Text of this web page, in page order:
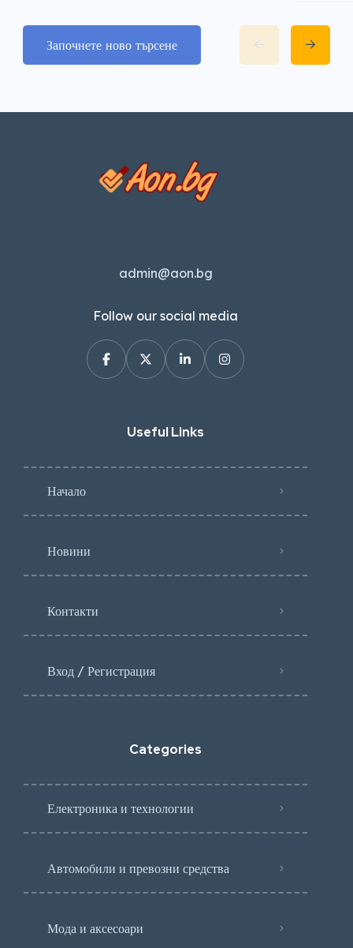
Започнете ново търсене
admin@aon.bg
Follow our social media
Useful Links
Начало
Новини
Контакти
Вход / Регистрация
Categories
Електроника и технологии
Автомобили и превозни средства
Мода и аксесоари